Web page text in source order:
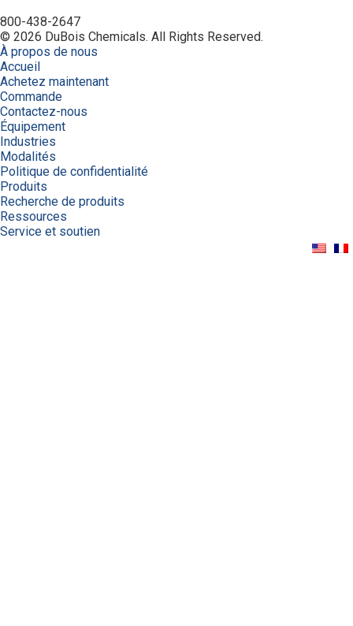
800-438-2647
© 2026 DuBois Chemicals. All Rights Reserved.
À propos de nous
Accueil
Achetez maintenant
Commande
Contactez-nous
Équipement
Industries
Modalités
Politique de confidentialité
Produits
Recherche de produits
Ressources
Service et soutien